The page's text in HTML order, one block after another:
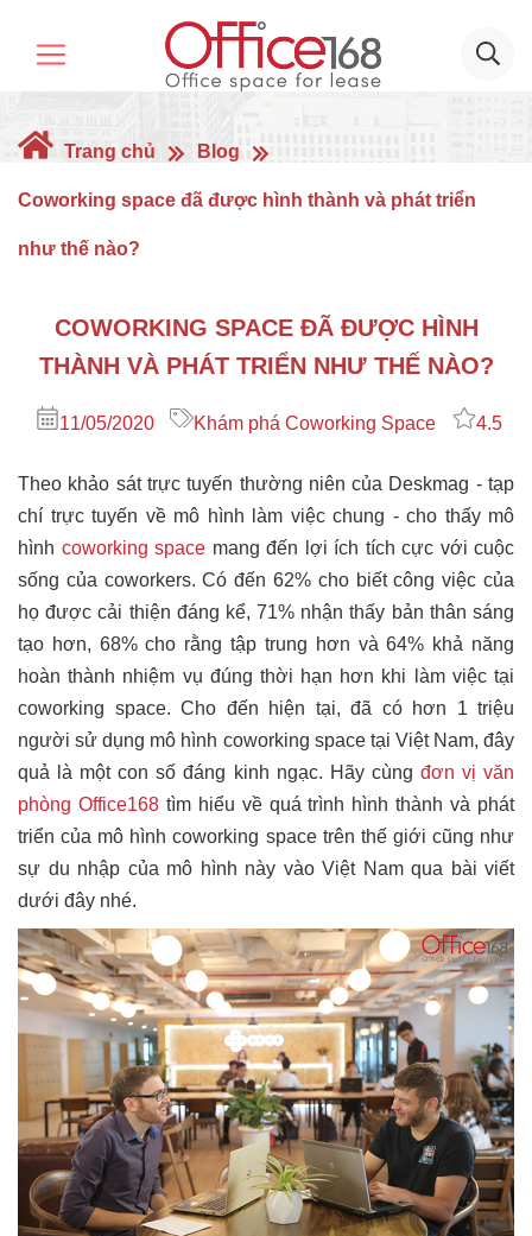
Trang chủ Blog
Coworking space đã được hình thành và phát triển
như thế nào?
COWORKING SPACE ĐÃ ĐƯỢC HÌNH
THÀNH VÀ PHÁT TRIỂN NHƯ THẾ NÀO?
11/05/2020 Khám phá Coworking Space 4.5
Theo khảo sát trực tuyến thường niên của Deskmag - tạp
chí trực tuyến về mô hình làm việc chung - cho thấy mô
hình coworking space mang đến lợi ích tích cực với cuộc
sống của coworkers. Có đến 62% cho biết công việc của
họ được cải thiện đáng kể, 71% nhận thấy bản thân sáng
tạo hơn, 68% cho rằng tập trung hơn và 64% khả năng
hoàn thành nhiệm vụ đúng thời hạn hơn khi làm việc tại
coworking space. Cho đến hiện tại, đã có hơn 1 triệu
người sử dụng mô hình coworking space tại Việt Nam, đây
quả là một con số đáng kinh ngạc. Hãy cùng đơn vị văn
phòng Office168tìm hiểu về quá trình hình thành và phát
triển của mô hình coworking space trên thế giới cũng như
sự du nhập của mô hình này vào Việt Nam qua bài viết
dưới đây nhé.